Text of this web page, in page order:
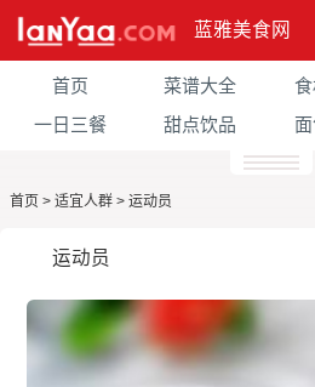
蓝雅美食网
首页 菜谱大全
一日三餐
甜点饮品
首页 > 适宜人群 > 运动员
运动员